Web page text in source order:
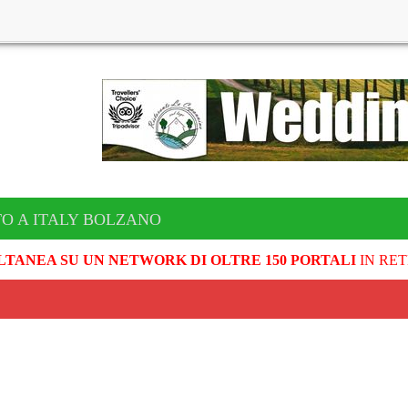
A ITALY BOLZANO
SU UN NETWORK DI OLTRE 150 PORTALIIN